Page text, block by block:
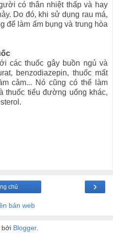
có thân nhiệt thấp và hay
Do đó, khi sử dụng rau má,
để làm ấm bụng và trung hòa
các thuốc gây buồn ngủ và
benzodiazepin, thuốc mất
cảm... Nó cũng có thể làm
thuốc tiểu đường uống khác,
›
chủ
bản web
Blogger.